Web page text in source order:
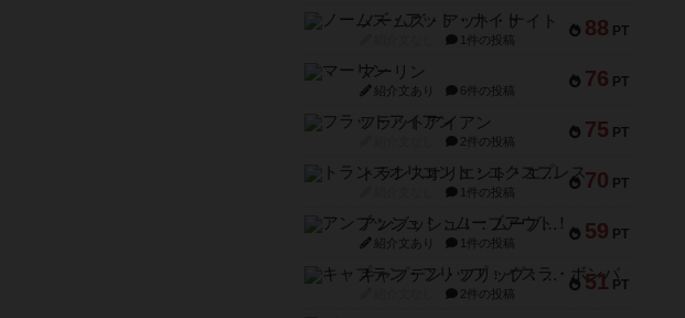
88 PT
ノームズ・アット・ナイト
1件の投稿
76 PT
マーリン
紹介文あり 6件の投稿
75 PT
フラットアイアン
2件の投稿
70 PT
トランスオリエント・エクスプレス
1件の投稿
59 PT
アンブッシュ！：ムーブアウト！
紹介文あり 1件の投稿
51 PT
キャプテン・フリップ：イスラ・ボンバ
2件の投稿